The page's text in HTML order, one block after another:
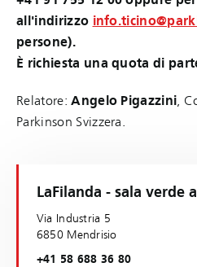
all'indirizzo
persone).
È richiesta una quota di
Relatore:Angelo Pigazzini,
Parkinson Svizzera.
LaFilanda - sala verde
Via Industria 5
6850 Mendrisio
+41 58 688 36 80